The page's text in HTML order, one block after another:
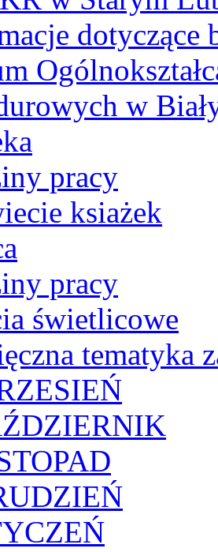
dotyczące
w
pracy
ksiażek
pracy
świetlicowe
tematyka